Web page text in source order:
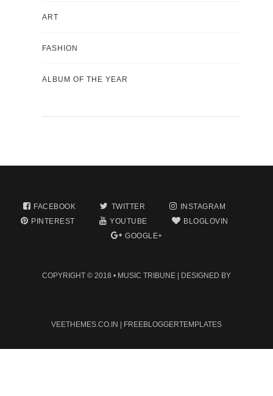
ART
FASHION
ALBUM OF THE YEAR
FACEBOOK TWITTER
INSTAGRAM
PINTEREST
YOUTUBE
BLOGLOVIN
GOOGLE+
COPYRIGHT © 2018 • MUSIC TRIBUNE | DESIGNED BY
VEETHEMES.CO.IN | FREEBLOGGERTEMPLATES